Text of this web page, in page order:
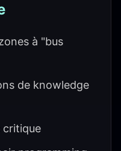
à "bus
de knowledge
critique